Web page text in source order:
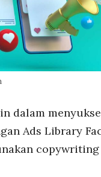
dalam
Ads Library